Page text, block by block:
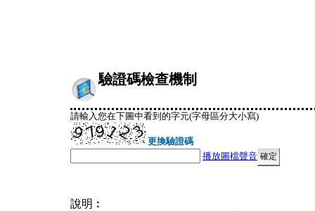
驗證碼檢查機制
請輸入您在下圖中看到的字元(字母區分大小寫)
更換驗證碼
播放圖檔聲音
說明︰